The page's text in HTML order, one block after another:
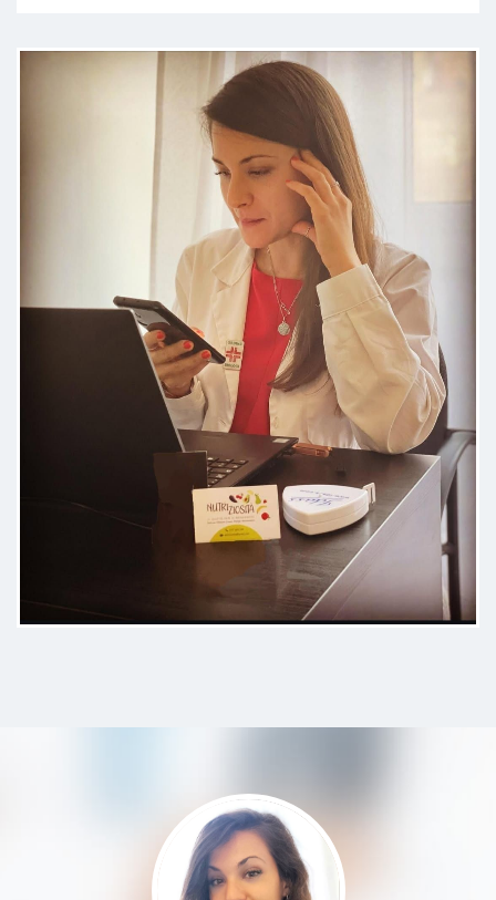
cose, umana. E’ in grado di
guardare le problematiche a 360
gradi, con un approccio
multidisciplinare, come in pochi
Paziente
Attenta, scrupolosa e delicata. Sto
ottenendo per la prima volta
risultati veri!!!
gentilezza e professionalità, ha
ascoltato con attenzione le mie
esigenze, fornendomi indicazioni
chiare e personalizzate. È una